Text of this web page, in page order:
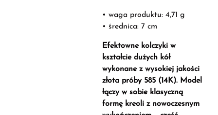
• waga produktu: 4,71 g
• średnica: 7 cm
Efektowne kolczyki w
kształcie dużych kół
wykonane z wysokiej jakości
złota próby 585 (14K). Model
łączy w sobie klasyczną
formę kreoli z nowoczesnym